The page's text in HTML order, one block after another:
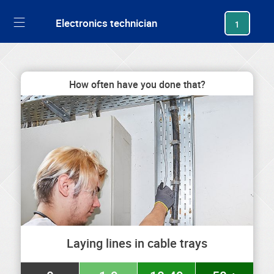
Electronics technician 1
How often have you done that?
Laying lines in cable trays